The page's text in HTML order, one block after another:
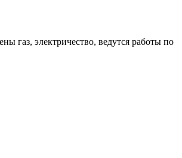
газ, электричество, ведутся работы по